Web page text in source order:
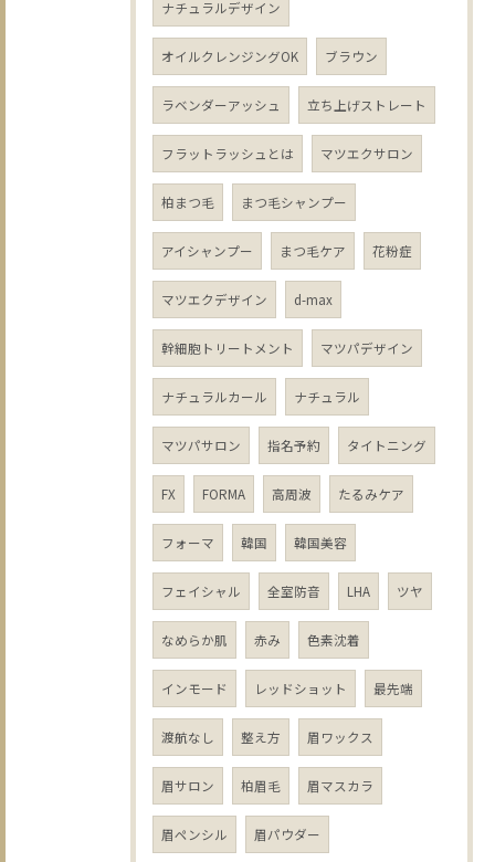
ナチュラルデザイン
オイルクレンジングOK ブラウン
ラベンダーアッシュ 立ち上げストレート
フラットラッシュとは マツエクサロン
柏まつ毛 まつ毛シャンプー
アイシャンプー まつ毛ケア 花粉症
マツエクデザイン d-max
幹細胞トリートメント マツパデザイン
ナチュラルカール ナチュラル
マツパサロン 指名予約 タイトニング
FX FORMA 高周波 たるみケア
フォーマ 韓国 韓国美容
フェイシャル 全室防音 LHA ツヤ
なめらか肌 赤み 色素沈着
インモード レッドショット 最先端
渡航なし 整え方 眉ワックス
眉サロン 柏眉毛 眉マスカラ
眉ペンシル 眉パウダー